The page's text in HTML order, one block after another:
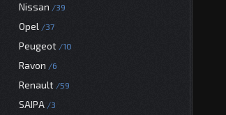
Nissan 39
Opel 37
Peugeot 10
Ravon 6
Renault 59
SAIPA 3